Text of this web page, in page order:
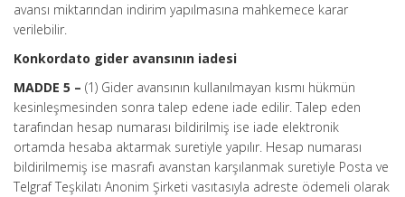
avansı miktarından indirim yapılmasına mahkemece karar
verilebilir.
Konkordato gider avansının iadesi
MADDE 5 – (1) Gider avansının kullanılmayan kısmı hükmün
kesinleşmesinden sonra talep edene iade edilir. Talep eden
tarafından hesap numarası bildirilmiş ise iade elektronik
ortamda hesaba aktarmak suretiyle yapılır. Hesap numarası
bildirilmemiş ise masrafı avanstan karşılanmak suretiyle Posta ve
Telgraf Teşkilatı Anonim Şirketi vasıtasıyla adreste ödemeli olarak